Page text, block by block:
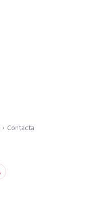
Contacta